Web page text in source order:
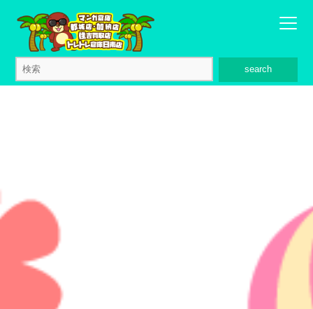
search